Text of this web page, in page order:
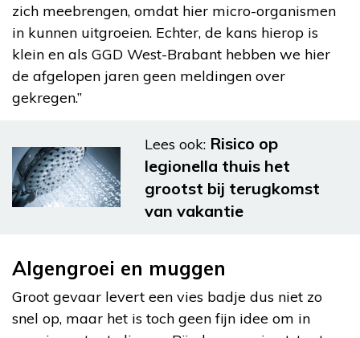
zich meebrengen, omdat hier micro-organismen
in kunnen uitgroeien. Echter, de kans hierop is
klein en als GGD West-Brabant hebben we hier
de afgelopen jaren geen meldingen over
gekregen.”
Lees ook: Risico op
legionella thuis het
grootst bij terugkomst
van vakantie
Algengroei en muggen
Groot gevaar levert een vies badje dus niet zo
snel op, maar het is toch geen fijn idee om in